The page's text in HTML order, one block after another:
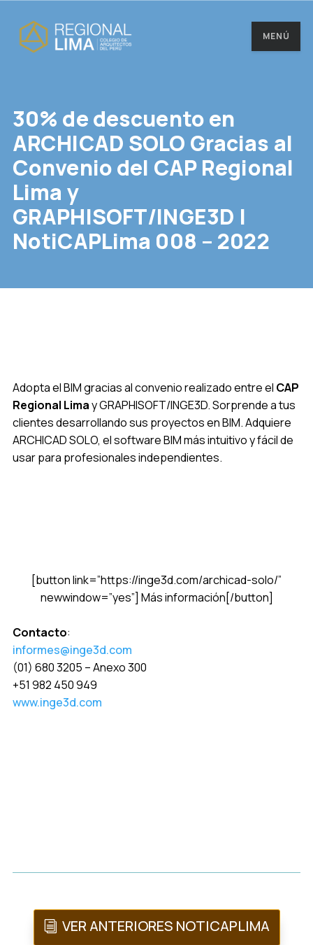
MENÚ
30% de descuento en
ARCHICAD SOLO Gracias al
Convenio del CAP Regional
Lima y
GRAPHISOFT/INGE3D |
NotiCAPLima 008 – 2022
Adopta el BIM gracias al convenio realizado entre el CAP
Regional Limay GRAPHISOFT/INGE3D. Sorprende a tus
clientes desarrollando sus proyectos en BIM. Adquiere
ARCHICAD SOLO, el software BIM más intuitivo y fácil de
usar para profesionales independientes.
[button link=”https://inge3d.com/archicad-solo/”
newwindow=”yes”] Más información[/button]
Contacto:
informes@inge3d.com
(01) 680 3205 – Anexo 300
+51 982 450 949
www.inge3d.com
VER ANTERIORES NOTICAPLIMA